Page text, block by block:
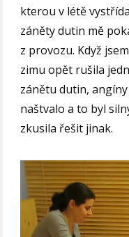
kterou v létě
záněty dutin mě
z provozu. Když
zimu opět rušila
zánětu dutin,
naštvalo a to byl
zkusila řešit jinak.
Video
přehrávač